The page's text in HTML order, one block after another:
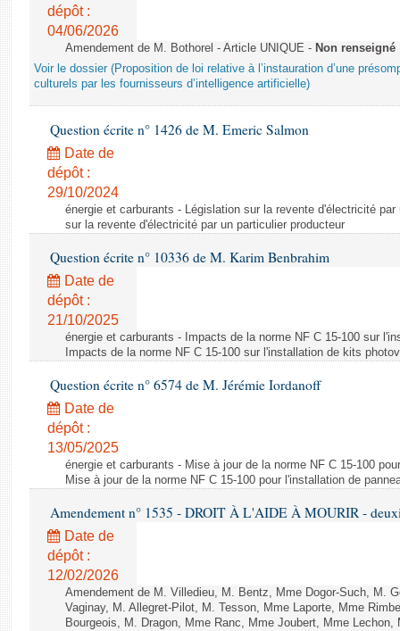
dépôt :
04/06/2026
Amendement de M. Bothorel - Article UNIQUE - Non renseigné
Voir le dossier (Proposition de loi relative à l’instauration d’une
culturels par les fournisseurs d’intelligence artificielle)
Question écrite n° 1426 de M. Emeric Salmon
Date de
dépôt :
29/10/2024
énergie et carburants - Législation sur la revente d'électricité
sur la revente d'électricité par un particulier producteur
Question écrite n° 10336 de M. Karim Benbrahim
Date de
dépôt :
21/10/2025
énergie et carburants - Impacts de la norme NF C 15-100 sur
Impacts de la norme NF C 15-100 sur l'installation de kits
Question écrite n° 6574 de M. Jérémie Iordanoff
Date de
dépôt :
13/05/2025
énergie et carburants - Mise à jour de la norme NF C 15-100
Mise à jour de la norme NF C 15-100 pour l'installation de
Amendement n° 1535 - DROIT À L'AIDE À MOURIR -
Date de
dépôt :
12/02/2026
Amendement de M. Villedieu, M. Bentz, Mme Dogor-Such, M.
Vaginay, M. Allegret-Pilot, M. Tesson, Mme Laporte, Mme
Bourgeois, M. Dragon, Mme Ranc, Mme Joubert, Mme